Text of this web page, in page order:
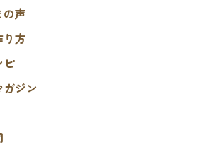
の声
方
ピ
ジン